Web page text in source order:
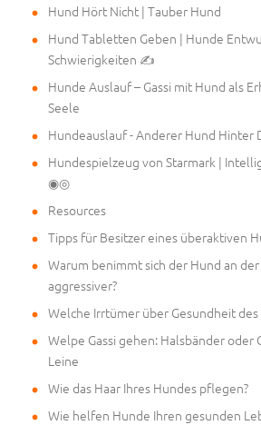
Hund Hört Nicht | Tauber Hund
Hund Tabletten Geben | Hunde
Schwierigkeiten ✍
Hunde Auslauf – Gassi mit Hund als
Seele
Hundeauslauf - Anderer Hund
Hundespielzeug von Starmark |
◉◎
Resources
Tipps für Besitzer eines überaktiven
Warum benimmt sich der Hund an
aggressiver?
Welche Irrtümer über Gesundheit des
Welpe Gassi gehen: Halsbänder oder
Leine
Wie das Haar Ihres Hundes pflegen?
Wie helfen Hunde Ihren gesunden